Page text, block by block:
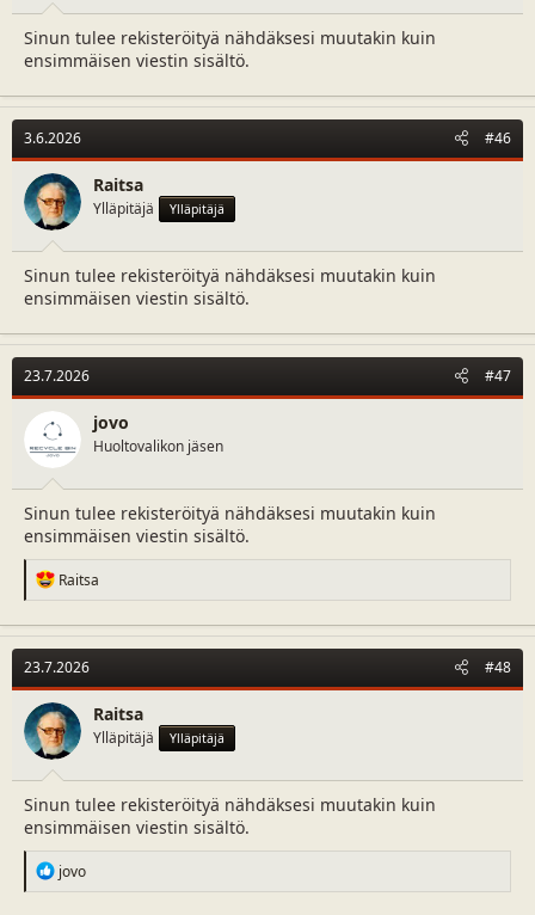
Sinun tulee rekisteröityä nähdäksesi muutakin kuin
ensimmäisen viestin sisältö.
3.6.2026 #46
Raitsa
Ylläpitäjä Ylläpitäjä
Sinun tulee rekisteröityä nähdäksesi muutakin kuin
ensimmäisen viestin sisältö.
23.7.2026 #47
jovo
Huoltovalikon jäsen
Sinun tulee rekisteröityä nähdäksesi muutakin kuin
ensimmäisen viestin sisältö.
R
e
c
t
i
o
n
s
:
Raitsa
23.7.2026 #48
Raitsa
Ylläpitäjä Ylläpitäjä
Sinun tulee rekisteröityä nähdäksesi muutakin kuin
ensimmäisen viestin sisältö.
R
e
jovo